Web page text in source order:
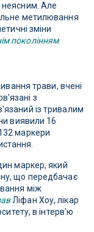
неясним. Але
метилювання
зміни
поколінням.
трави, вчені
з
із тривалим
виявили 16
маркери
маркер, який
що передбачає
між
Ліфан Хоу, лікар
в інтерв'ю